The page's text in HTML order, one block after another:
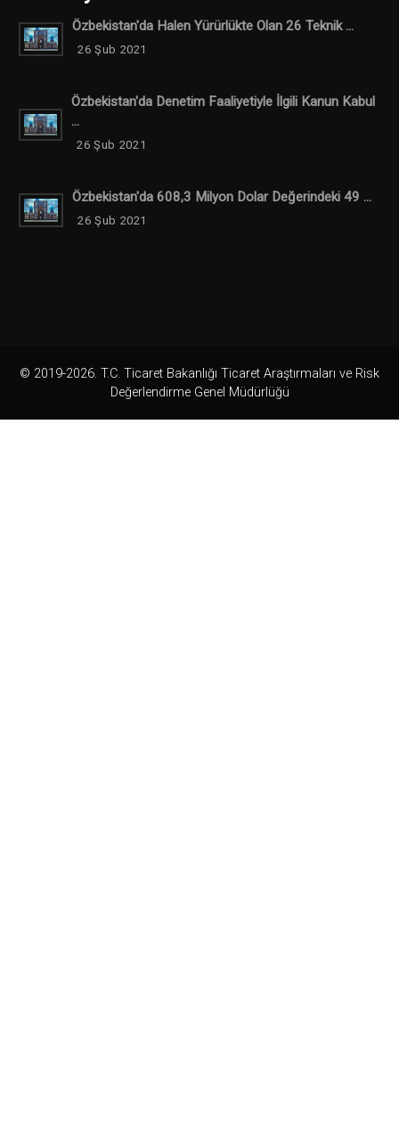
Özbekistan'da Halen Yürürlükte Olan 26 Teknik ...
26 Şub 2021
Özbekistan'da Denetim Faaliyetiyle İlgili Kanun Kabul
...
26 Şub 2021
Özbekistan'da 608,3 Milyon Dolar Değerindeki 49 ...
26 Şub 2021
© 2019-2026. T.C. Ticaret Bakanlığı Ticaret Araştırmaları ve Risk
Değerlendirme Genel Müdürlüğü